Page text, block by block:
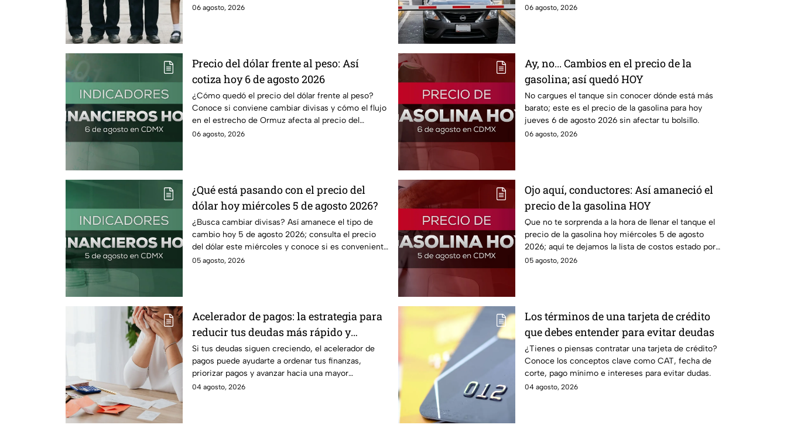
escolares.
06 agosto, 2026
podría bloquearse.
06 agosto, 2026
Precio del dólar frente al peso: Así
cotiza hoy 6 de agosto 2026
¿Cómo quedó el precio del dólar frente al peso?
Conoce si conviene cambiar divisas y cómo el flujo
en el estrecho de Ormuz afecta al precio del
petróleo.
06 agosto, 2026
Ay, no... Cambios en el precio de la
gasolina; así quedó HOY
No cargues el tanque sin conocer dónde está más
barato; este es el precio de la gasolina para hoy
jueves 6 de agosto 2026 sin afectar tu bolsillo.
06 agosto, 2026
¿Qué está pasando con el precio del
dólar hoy miércoles 5 de agosto 2026?
¿Busca cambiar divisas? Así amanece el tipo de
cambio hoy 5 de agosto 2026; consulta el precio
del dólar este miércoles y conoce si es conveniente
comprar.
05 agosto, 2026
Ojo aquí, conductores: Así amaneció el
precio de la gasolina HOY
Que no te sorprenda a la hora de llenar el tanque el
precio de la gasolina hoy miércoles 5 de agosto
2026; aquí te dejamos la lista de costos estado por
estado.
05 agosto, 2026
Acelerador de pagos: la estrategia para
reducir tus deudas más rápido y
recuperar el control de tus finanzas
Si tus deudas siguen creciendo, el acelerador de
pagos puede ayudarte a ordenar tus finanzas,
priorizar pagos y avanzar hacia una mayor
tranquilidad económica.
04 agosto, 2026
Los términos de una tarjeta de crédito
que debes entender para evitar deudas
¿Tienes o piensas contratar una tarjeta de crédito?
Conoce los conceptos clave como CAT, fecha de
corte, pago mínimo e intereses para evitar dudas.
04 agosto, 2026